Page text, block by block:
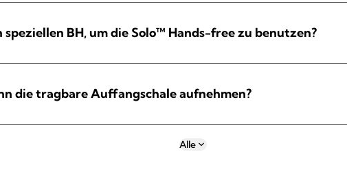
speziellen BH, um die Solo™ Hands-free zu benutzen?
die tragbare Auffangschale aufnehmen?
Alle